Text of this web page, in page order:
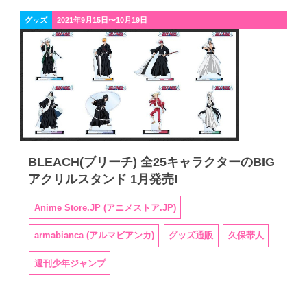
グッズ 2021年9月15日〜10月19日
BLEACH(ブリーチ) 全25キャラクターのBIG
アクリルスタンド 1月発売!
Anime Store.JP (アニメストア.JP)
armabianca (アルマビアンカ) グッズ通販 久保帯人
週刊少年ジャンプ